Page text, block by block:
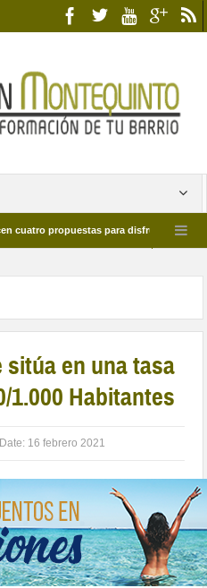
propuestas para disfrutar del deporte
sitúa en una tasa
1.000 Habitantes
Date: 16 febrero 2021